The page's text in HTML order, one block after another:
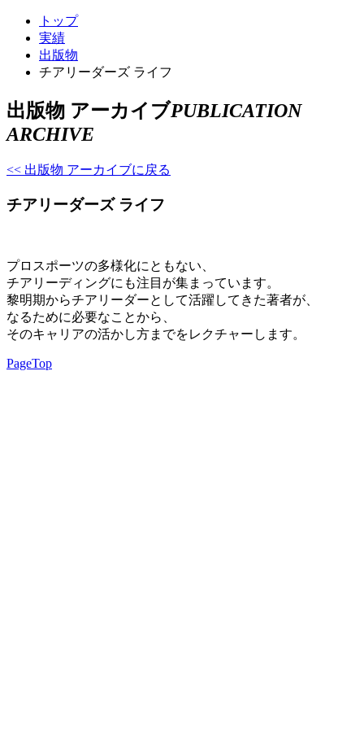
トップ
実績
出版物
チアリーダーズ ライフ
出版物 アーカイブPUBLICATION
ARCHIVE
<< 出版物 アーカイブに戻る
チアリーダーズ ライフ
プロスポーツの多様化にともない、
チアリーディングにも注目が集まっています。
黎明期からチアリーダーとして活躍してきた著者が、
なるために必要なことから、
そのキャリアの活かし方までをレクチャーします。
PageTop